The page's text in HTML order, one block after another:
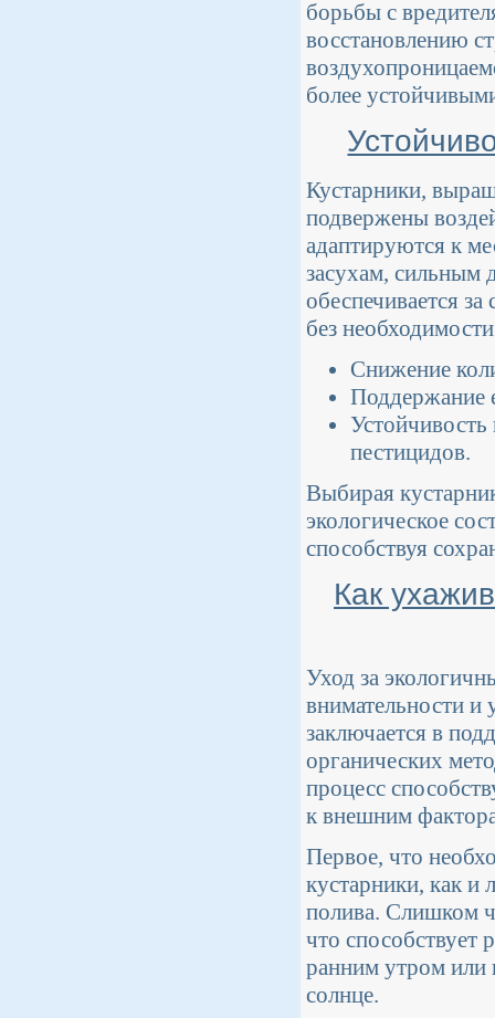
борьбы с
восстановлению
более
Кустарники,
подвержены
адаптируются к
засухам, сильным
обеспечивается
без
Снижение
Поддержание
пестицидов.
Выбирая
экологическое
способствуя
Как
Уход за
внимательности и
заключается в
органических
процесс
к внешним
Первое, что
кустарники, как и
полива. Слишком
что способствует
ранним утром или
солнце.